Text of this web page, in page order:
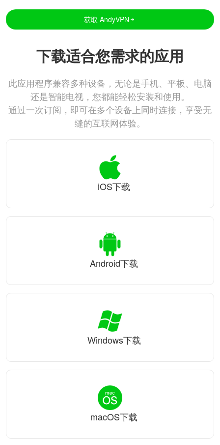
获取 AndyVPN
下载适合您需求的应用
此应用程序兼容多种设备，无论是手机、平板、电脑
还是智能电视，您都能轻松安装和使用。
通过一次订阅，即可在多个设备上同时连接，享受无
缝的互联网体验。
iOS下载
Android下载
Windows下载
macOS下载